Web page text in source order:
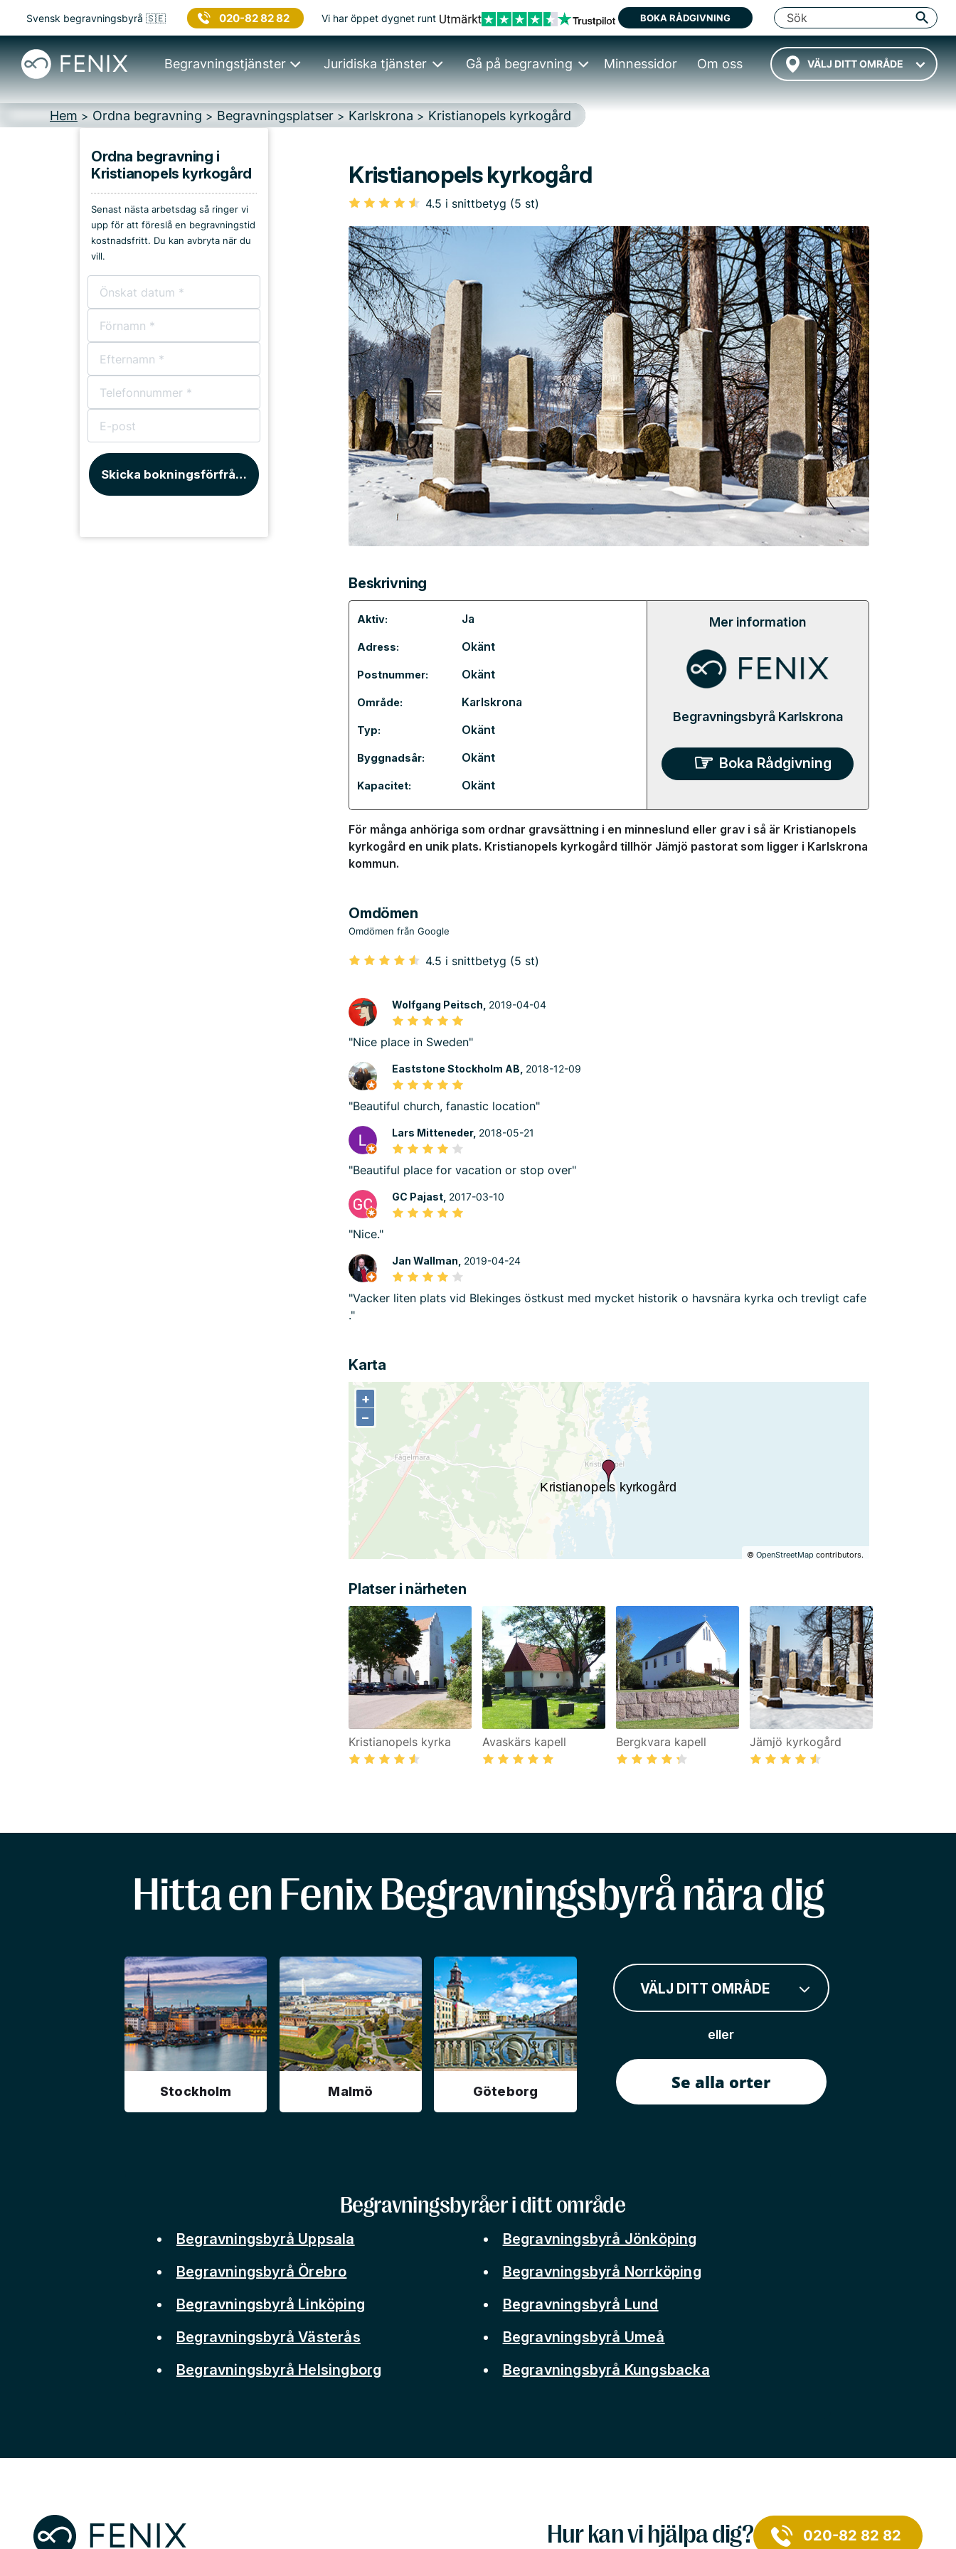
Svensk begravningsbyrå 🇸🇪 020-82 82 82 Vi har öppet dygnet runt BOKA RÅDGIVNING
VÄLJ DITT OMRÅDE
Begravningstjänster Juridiska tjänster Gå på begravning Minnessidor Om oss
Hem > Ordna begravning > Begravningsplatser > Karlskrona > Kristianopels kyrkogård
Kyrkor & kapell
Begravningsplatser
Församlingshem
Bårhus
Ordna begravning i
Kristianopels kyrkogård
Senast nästa arbetsdag så ringer vi
upp för att föreslå en begravningstid
kostnadsfritt. Du kan avbryta när du
vill.
Skicka bokningsförfrågan
Kristianopels kyrkogård
4.5 i snittbetyg (5 st)
Beskrivning
Aktiv: Ja
Adress: Okänt
Postnummer: Okänt
Område: Karlskrona
Typ: Okänt
Byggnadsår: Okänt
Kapacitet: Okänt
Mer information
Begravningsbyrå Karlskrona
Boka Rådgivning
För många anhöriga som ordnar gravsättning i en minneslund eller grav i så är Kristianopels
kyrkogård en unik plats. Kristianopels kyrkogård tillhör Jämjö pastorat som ligger i Karlskrona
kommun.
Omdömen
Omdömen från Google
4.5 i snittbetyg (5 st)
Wolfgang Peitsch, 2019-04-04
"Nice place in Sweden"
Eaststone Stockholm AB, 2018-12-09
"Beautiful church, fanastic location"
Lars Mitteneder, 2018-05-21
"Beautiful place for vacation or stop over"
GC Pajast, 2017-03-10
"Nice."
Jan Wallman, 2019-04-24
"Vacker liten plats vid Blekinges östkust med mycket historik o havsnära kyrka och trevligt cafe
."
Karta
+
−
©OpenStreetMap contributors.
+
−
Platser i närheten
Kristianopels kyrka Avaskärs kapell Bergkvara kapell Jämjö kyrkogård
Hitta en Fenix Begravningsbyrå nära dig
Stockholm Malmö Göteborg
VÄLJ DITT OMRÅDE
eller
Se alla orter
Begravningsbyråer i ditt område
Begravningsbyrå Uppsala
Begravningsbyrå Örebro
Begravningsbyrå Linköping
Begravningsbyrå Västerås
Begravningsbyrå Helsingborg
Begravningsbyrå Jönköping
Begravningsbyrå Norrköping
Begravningsbyrå Lund
Begravningsbyrå Umeå
Begravningsbyrå Kungsbacka
Hur kan vi hjälpa dig? 020-82 82 82